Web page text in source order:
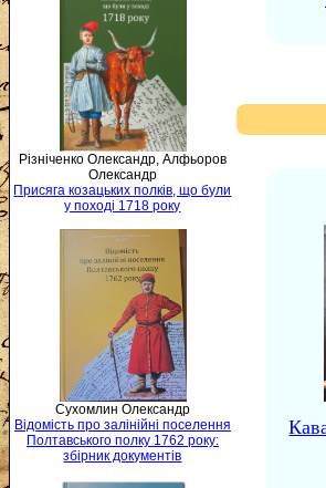
Різніченко Олександр, Алфьоров
Олександр
Присяга козацьких полків, що були
у поході 1718 року
Сухомлин Олександр
Відомість про залінійні поселення
Полтавського полку 1762 року:
збірник документів